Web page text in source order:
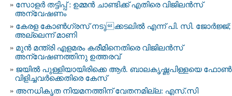
സോളർ തട്ടിപ്പ് : ഉമ്മന്‍ ചാണ്ടിക്ക് എതിരെ വിജിലന്‍സ്
അന്വേഷണം
കേരള കോണ്‍ഗ്രസ് നടുക്കടലില്‍ എന്ന് പി. സി. ജോര്‍ജ്ജ്;
അല്ലെന്ന് മാണി
മുന്‍ മന്ത്രി എളമരം കരീമിനെതിരെ വിജിലന്‍സ്
അന്വേഷണത്തിനു ഉത്തരവ്
ജയില്‍‌ പുള്ളിയായിരിക്കെ ആര്‍. ബാലകൃഷ്ണപിള്ളയെ ഫോണ്‍
വിളിച്ചവര്‍ക്കെതിരെ കേസ്
അനധികൃത നിയമനത്തിന് വേതനമില്ല: എസ്.സി